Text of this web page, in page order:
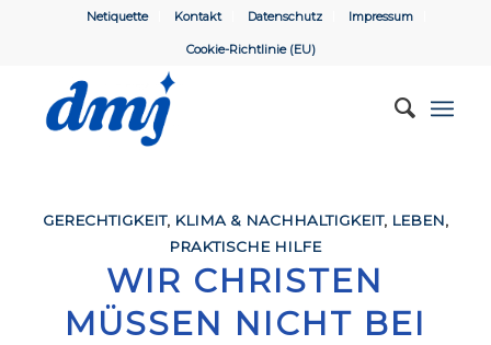
Netiquette Kontakt Datenschutz Impressum
Cookie-Richtlinie (EU)
GERECHTIGKEIT, KLIMA & NACHHALTIGKEIT, LEBEN,
PRAKTISCHE HILFE
WIR CHRISTEN
MÜSSEN NICHT BEI